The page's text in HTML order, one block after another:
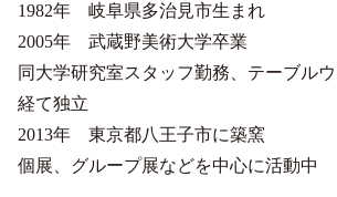
1982年 岐阜県多治見市生まれ
2005年 武蔵野美術大学卒業
同大学研究室スタッフ勤務、テーブル
経て独立
2013年 東京都八王子市に築窯
個展、グループ展などを中心に活動中